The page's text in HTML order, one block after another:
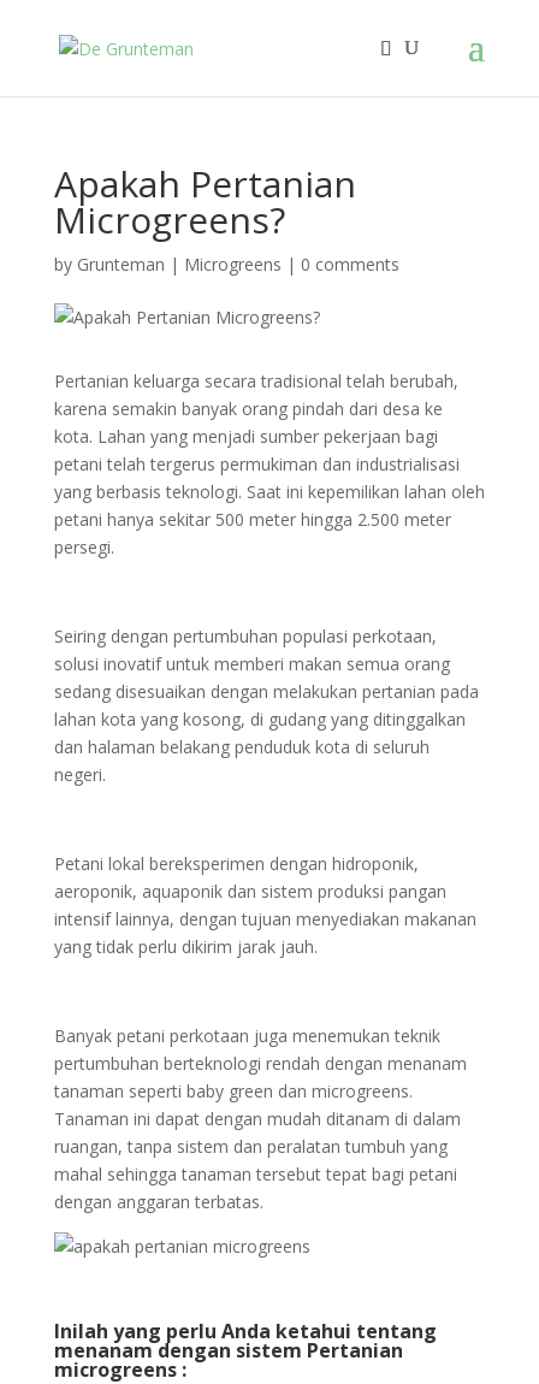
Apakah Pertanian
Microgreens?
by Grunteman | Microgreens | 0 comments
Pertanian keluarga secara tradisional telah berubah,
karena semakin banyak orang pindah dari desa ke
kota. Lahan yang menjadi sumber pekerjaan bagi
petani telah tergerus permukiman dan industrialisasi
yang berbasis teknologi. Saat ini kepemilikan lahan oleh
petani hanya sekitar 500 meter hingga 2.500 meter
persegi.
Seiring dengan pertumbuhan populasi perkotaan,
solusi inovatif untuk memberi makan semua orang
sedang disesuaikan dengan melakukan pertanian pada
lahan kota yang kosong, di gudang yang ditinggalkan
dan halaman belakang penduduk kota di seluruh
negeri.
Petani lokal bereksperimen dengan hidroponik,
aeroponik, aquaponik dan sistem produksi pangan
intensif lainnya, dengan tujuan menyediakan makanan
yang tidak perlu dikirim jarak jauh.
Banyak petani perkotaan juga menemukan teknik
pertumbuhan berteknologi rendah dengan menanam
tanaman seperti baby green dan microgreens.
Tanaman ini dapat dengan mudah ditanam di dalam
ruangan, tanpa sistem dan peralatan tumbuh yang
mahal sehingga tanaman tersebut tepat bagi petani
dengan anggaran terbatas.
Inilah yang perlu Anda ketahui tentang
menanam dengan sistem Pertanian
microgreens :